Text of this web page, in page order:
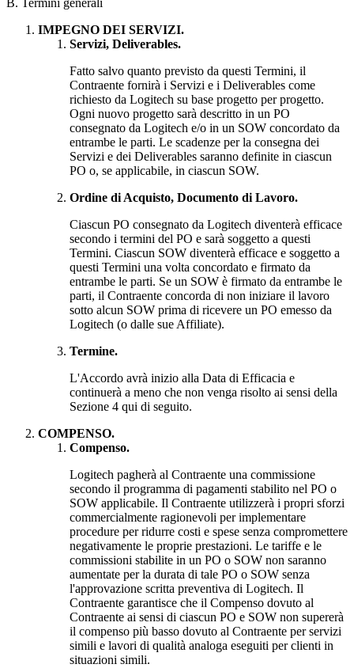
B. Termini generali
IMPEGNO DEI SERVIZI.
Servizi, Deliverables.
Fatto salvo quanto previsto da questi Termini, il
Contraente fornirà i Servizi e i Deliverables come
richiesto da Logitech su base progetto per progetto.
Ogni nuovo progetto sarà descritto in un PO
consegnato da Logitech e/o in un SOW concordato da
entrambe le parti. Le scadenze per la consegna dei
Servizi e dei Deliverables saranno definite in ciascun
PO o, se applicabile, in ciascun SOW.
Ordine di Acquisto, Documento di Lavoro.
Ciascun PO consegnato da Logitech diventerà efficace
secondo i termini del PO e sarà soggetto a questi
Termini. Ciascun SOW diventerà efficace e soggetto a
questi Termini una volta concordato e firmato da
entrambe le parti. Se un SOW è firmato da entrambe le
parti, il Contraente concorda di non iniziare il lavoro
sotto alcun SOW prima di ricevere un PO emesso da
Logitech (o dalle sue Affiliate).
Termine.
L'Accordo avrà inizio alla Data di Efficacia e
continuerà a meno che non venga risolto ai sensi della
Sezione 4 qui di seguito.
COMPENSO.
Compenso.
Logitech pagherà al Contraente una commissione
secondo il programma di pagamenti stabilito nel PO o
SOW applicabile. Il Contraente utilizzerà i propri sforzi
commercialmente ragionevoli per implementare
procedure per ridurre costi e spese senza compromettere
negativamente le proprie prestazioni. Le tariffe e le
commissioni stabilite in un PO o SOW non saranno
aumentate per la durata di tale PO o SOW senza
l'approvazione scritta preventiva di Logitech. Il
Contraente garantisce che il Compenso dovuto al
Contraente ai sensi di ciascun PO e SOW non supererà
il compenso più basso dovuto al Contraente per servizi
simili e lavori di qualità analoga eseguiti per clienti in
situazioni simili.